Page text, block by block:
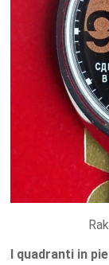
I quadranti in